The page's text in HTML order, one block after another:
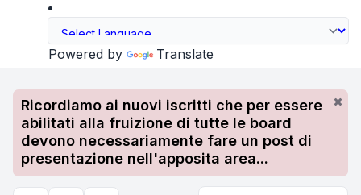
Powered by Translate
Ricordiamo ai nuovi iscritti che per essere
abilitati alla fruizione di tutte le board
devono necessariamente fare un post di
presentazione nell'apposita area...